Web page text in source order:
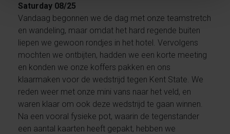
Saturday 08/25
Vandaag begonnen we de dag met onze teamstretch
en wandeling, maar omdat het hard regende buiten
liepen we gewoon rondjes in het hotel. Vervolgens
mochten we ontbijten, hadden we een korte meeting
en konden we onze koffers pakken en ons
klaarmaken voor de wedstrijd tegen Kent State. We
reden weer met onze mini vans naar het veld, en
waren klaar om ook deze wedstrijd te gaan winnen.
Na een vooral fysieke pot, waarin de tegenstander
een aantal kaarten heeft gepakt, hebben we